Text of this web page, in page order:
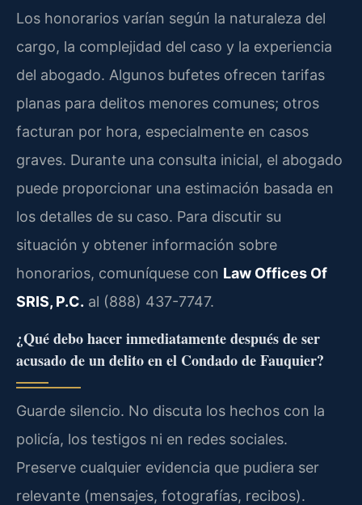
Los honorarios varían según la naturaleza del
cargo, la complejidad del caso y la experiencia
del abogado. Algunos bufetes ofrecen tarifas
planas para delitos menores comunes; otros
facturan por hora, especialmente en casos
graves. Durante una consulta inicial, el abogado
puede proporcionar una estimación basada en
los detalles de su caso. Para discutir su
situación y obtener información sobre
honorarios, comuníquese con Law Offices Of
SRIS, P.C. al (888) 437-7747.
¿Qué debo hacer inmediatamente después de ser
acusado de un delito en el Condado de Fauquier?
Guarde silencio. No discuta los hechos con la
policía, los testigos ni en redes sociales.
Preserve cualquier evidencia que pudiera ser
relevante (mensajes, fotografías, recibos).